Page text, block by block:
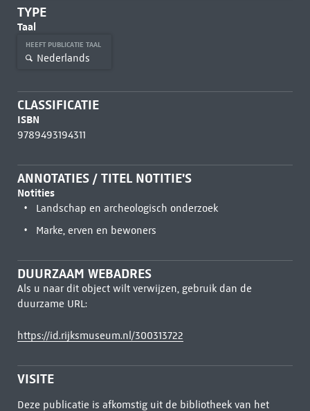
TYPE
Taal
HEEFT PUBLICATIE TAAL
Nederlands
CLASSIFICATIE
ISBN
9789493194311
ANNOTATIES / TITEL NOTITIE'S
Notities
Landschap en archeologisch onderzoek
Marke, erven en bewoners
DUURZAAM WEBADRES
Als u naar dit object wilt verwijzen, gebruik dan de
duurzame URL:
https://id.rijksmuseum.nl/300313722
VISITE
Deze publicatie is afkomstig uit de bibliotheek van het